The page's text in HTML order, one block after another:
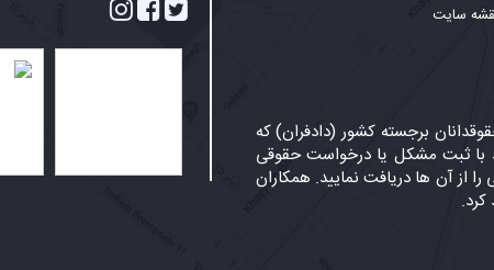
سایت
برجسته کشور (دادفران) که
با ثبت مشکل یا درخواست حقوقی
از آن ها دریافت نمایید. همکاران